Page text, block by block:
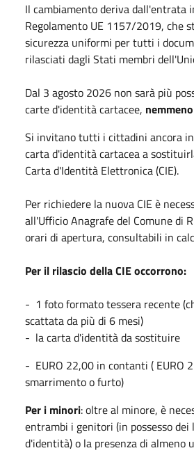
Il cambiamento deriva dall'entrata
Regolamento UE 1157/2019, che
sicurezza uniformi per tutti i
rilasciati dagli Stati membri
Dal 3 agosto 2026 non sarà più
carte d'identità cartacee,
Si invitano tutti i cittadini ancora in
carta d'identità cartacea a
Carta d'Identità Elettronica (CIE).
Per richiedere la nuova CIE è
all'Ufficio Anagrafe del Comune di
orari di apertura, consultabili in
Per il rilascio della CIE occorrono:
- 1 foto formato tessera recente
scattata da più di 6 mesi)
- la carta d'identità da sostituire
- EURO 22,00 in contanti ( EURO
smarrimento o furto)
Per i minori: oltre al minore, è
entrambi i genitori (in possesso dei
d'identità) o la presenza di almeno